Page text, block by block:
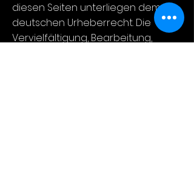
diesen Seiten unterliegen dem
deutschen Urheberrecht. Die
Vervielfältigung, Bearbeitung,